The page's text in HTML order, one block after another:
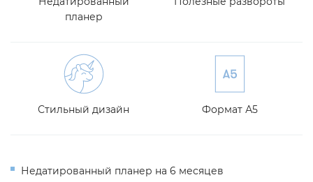
планер
Стильный дизайн Формат А5
Недатированный планер на 6 месяцев